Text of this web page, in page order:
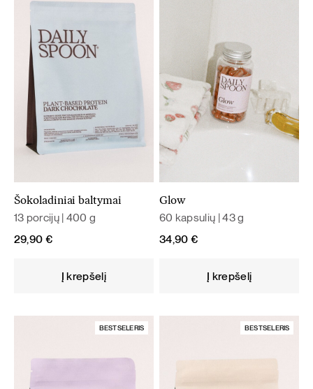
Šokoladiniai baltymai
13 porcijų | 400 g
29,90 €
Į krepšelį
Glow
60 kapsulių | 43 g
34,90 €
Į krepšelį
BESTSELERIS BESTSELERIS